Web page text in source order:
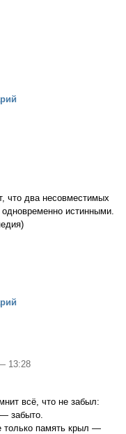
что два несовместимых
истинными.
13:28
всё, что не забыл:
забыто.
только память крыл —